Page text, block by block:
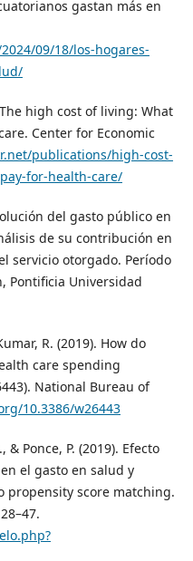
gastan más en
09/18/los-hogares-
high cost of living: What
Center for Economic
publications/high-cost-
for-health-care/
del gasto público en
de su contribución en
servicio otorgado. Período
Pontificia Universidad
R. (2019). How do
care spending
National Bureau of
10.3386/w26443
& Ponce, P. (2019). Efecto
el gasto en salud y
propensity score matching.